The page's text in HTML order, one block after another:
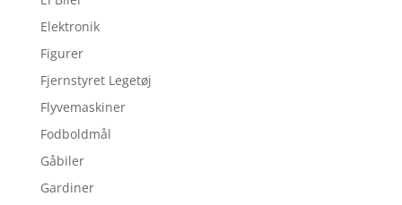
Elektronik
Figurer
Fjernstyret Legetøj
Flyvemaskiner
Fodboldmål
Gåbiler
Gardiner